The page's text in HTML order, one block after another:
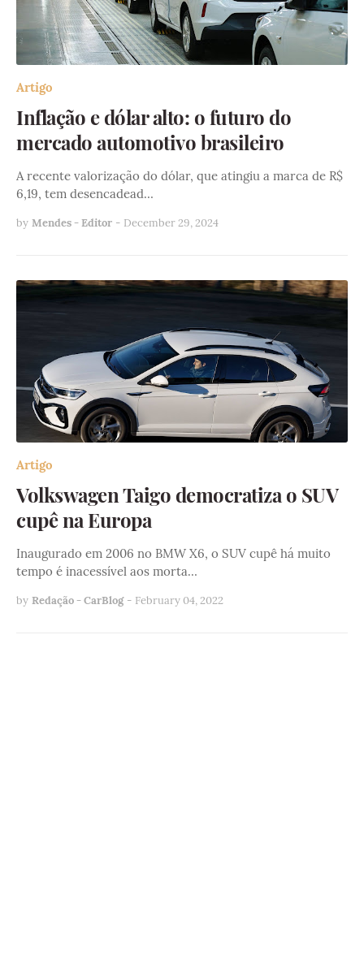
Artigo
Inflação e dólar alto: o futuro do
mercado automotivo brasileiro
A recente valorização do dólar, que atingiu a marca de R$
6,19, tem desencadead…
by Mendes - Editor - December 29, 2024
Artigo
Volkswagen Taigo democratiza o SUV
cupê na Europa
Inaugurado em 2006 no BMW X6, o SUV cupê há muito
tempo é inacessível aos morta…
by Redação - CarBlog - February 04, 2022